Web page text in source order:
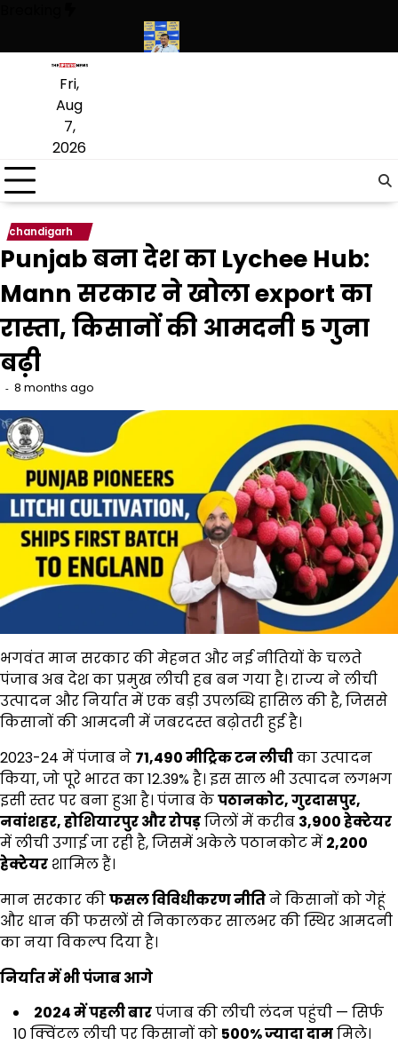
content
Fri,
Aug
7,
2026
chandigarh
Punjab बना देश का Lychee Hub:
Mann सरकार ने खोला export का
रास्ता, किसानों की आमदनी 5 गुना
बढ़ी
8 months ago
भगवंत मान सरकार की मेहनत और नई नीतियों के चलते
पंजाब अब देश का प्रमुख लीची हब बन गया है। राज्य ने लीची
उत्पादन और निर्यात में एक बड़ी उपलब्धि हासिल की है, जिससे
किसानों की आमदनी में जबरदस्त बढ़ोतरी हुई है।
2023-24 में पंजाब ने 71,490मीट्रिक टन लीचीका उत्पादन
किया, जो पूरे भारत का 12.39% है। इस साल भी उत्पादन लगभग
इसी स्तर पर बना हुआ है। पंजाब केपठानकोट,गुरदासपुर,
नवांशहर,होशियारपुर और रोपड़जिलों में करीब 3,900हेक्टेयर
में लीची उगाई जा रही है, जिसमें अकेले पठानकोट में 2,200
हेक्टेयर शामिल हैं।
मान सरकार कीफसल विविधीकरण नीतिने किसानों को गेहूं
और धान की फसलों से निकालकर सालभर की स्थिर आमदनी
का नया विकल्प दिया है।
निर्यात में भी पंजाब आगे
2024में पहली बारपंजाब की लीची लंदन पहुंची — सिर्फ
10 क्विंटल लीची पर किसानों को 500%ज्यादा दाममिले।